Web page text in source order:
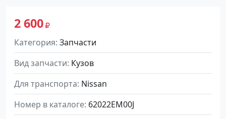
2 600
Категория Запчасти
Вид запчасти Кузов
Для транспорта Nissan
Номер в каталоге 62022EM00J